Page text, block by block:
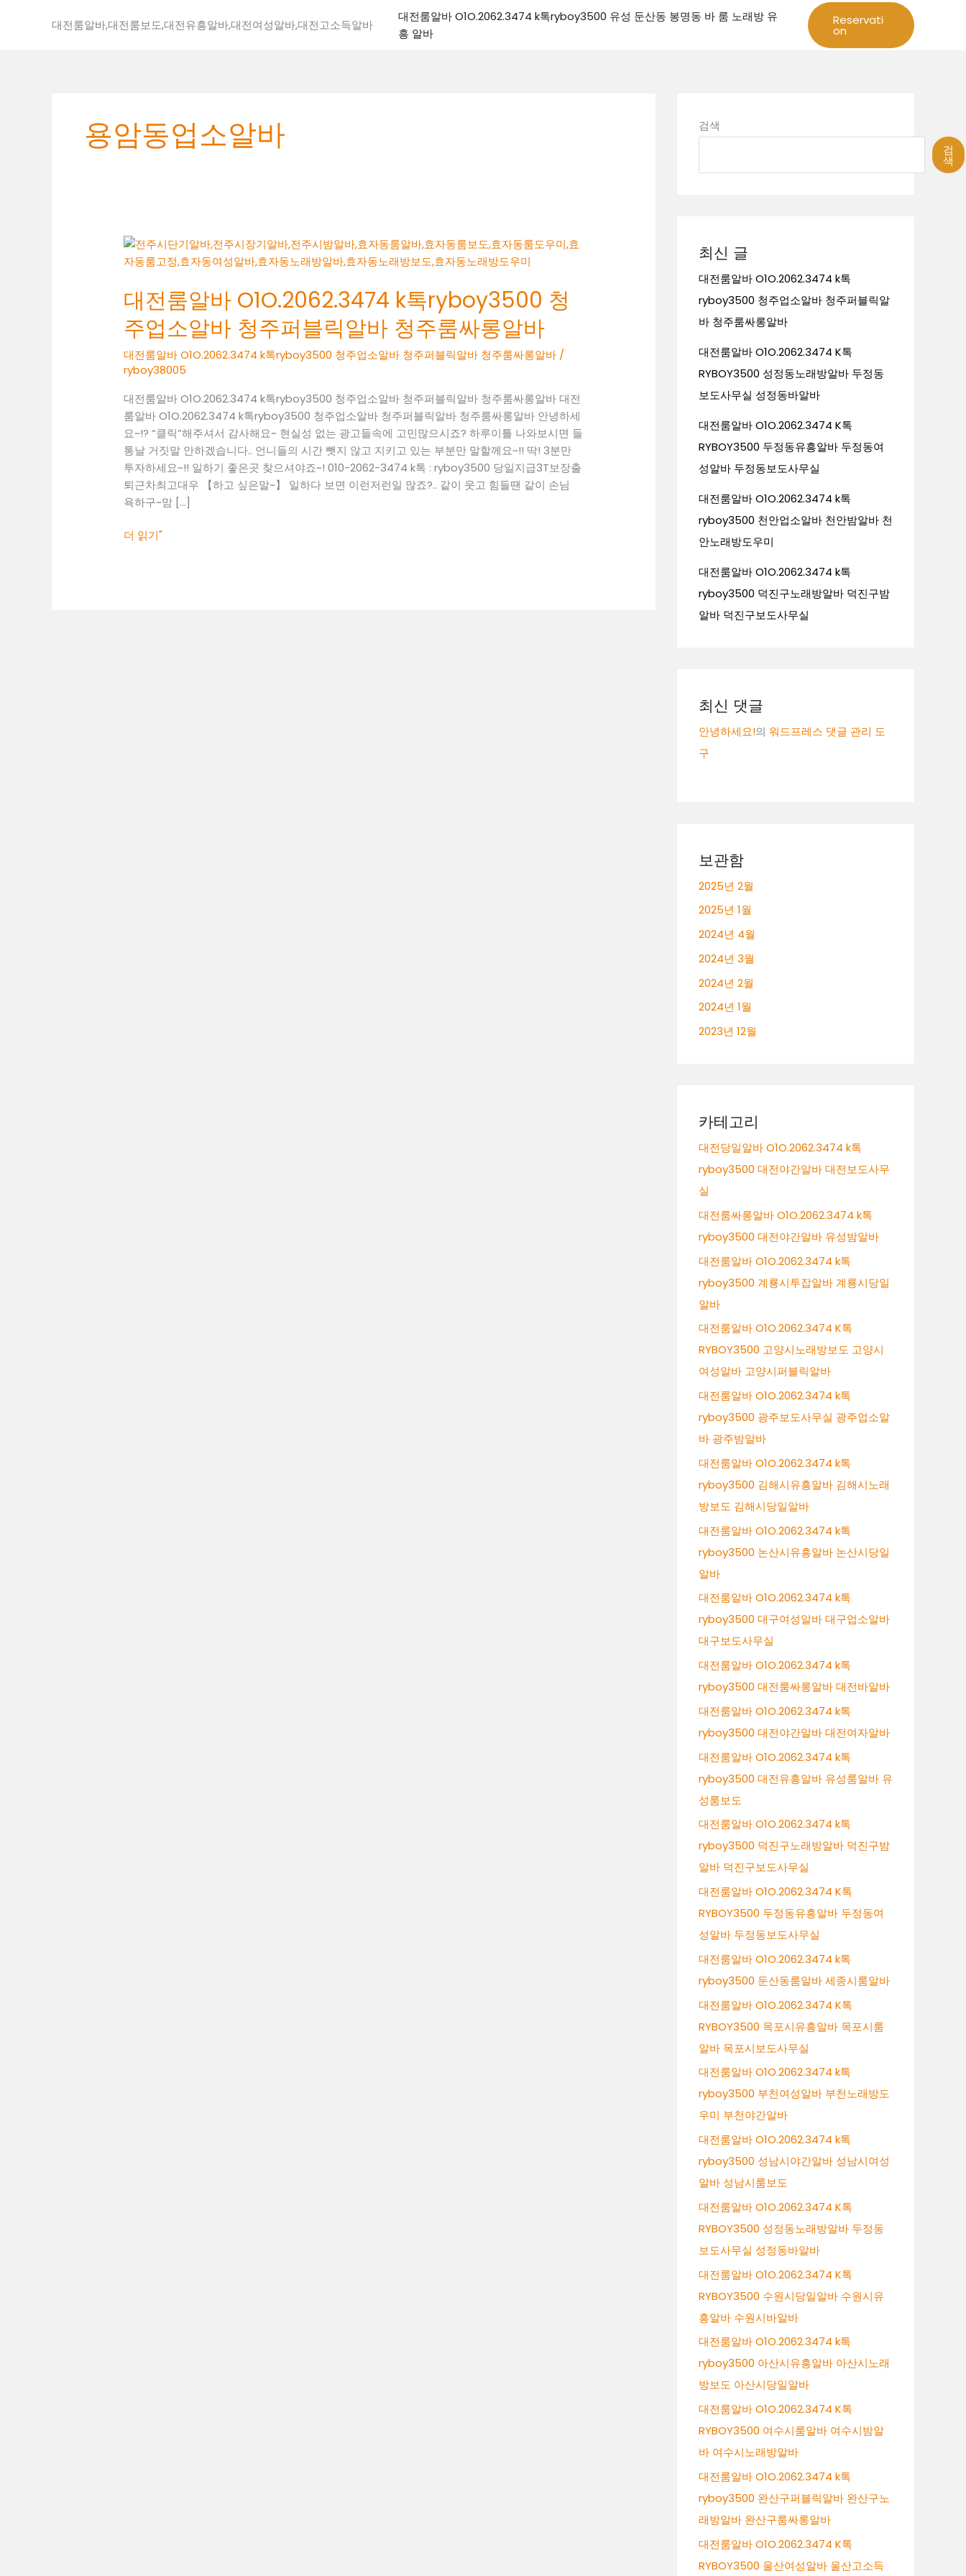
대전룸알바,대전룸보도,대전유흥알바,대전여성알바,대전고소득알바
대전룸알바 O1O.2062.3474 k톡ryboy3500 유성 둔산동 봉명동 바 룸 노래방 유
흥 알바
Reservati
on
용암동업소알바
대전룸알바 O1O.2062.3474 k톡ryboy3500 청
주업소알바 청주퍼블릭알바 청주룸싸롱알바
대전룸알바 O1O.2062.3474 k톡ryboy3500 청주업소알바 청주퍼블릭알바 청주룸싸롱알바 /
ryboy38005
대전룸알바 O1O.2062.3474 k톡ryboy3500 청주업소알바 청주퍼블릭알바 청주룸싸롱알바 대전
룸알바 O1O.2062.3474 k톡ryboy3500 청주업소알바 청주퍼블릭알바 청주룸싸롱알바 안녕하세
요~!? “클릭”해주셔서 감사해요~ 현실성 없는 광고들속에 고민많으시죠? 하루이틀 나와보시면 들
통날 거짓말 안하겠습니다.. 언니들의 시간 뺏지 않고 지키고 있는 부분만 말할께요~!! 딱! 3분만
투자하세요~!! 일하기 좋은곳 찾으셔야죠~! 010-2062-3474 k톡 : ryboy3500 당일지급3T보장출
퇴근차최고대우 【하고 싶은말~】 일하다 보면 이런저런일 많죠?.. 같이 웃고 힘들땐 같이 손님
욕하구~맘 […]
대
전
알
O1O.2062.3474
톡
ryboy3500
청
주
업
소
알
바
청
퍼
더 읽기"
검색
검
색
최신 글
대전룸알바 O1O.2062.3474 k톡
ryboy3500 청주업소알바 청주퍼블릭알
바 청주룸싸롱알바
대전룸알바 O1O.2062.3474 K톡
RYBOY3500 성정동노래방알바 두정동
보도사무실 성정동바알바
대전룸알바 O1O.2062.3474 K톡
RYBOY3500 두정동유흥알바 두정동여
성알바 두정동보도사무실
대전룸알바 O1O.2062.3474 k톡
ryboy3500 천안업소알바 천안밤알바 천
안노래방도우미
대전룸알바 O1O.2062.3474 k톡
ryboy3500 덕진구노래방알바 덕진구밤
알바 덕진구보도사무실
최신 댓글
안녕하세요!의 워드프레스 댓글 관리 도
구
보관함
2025년 2월
2025년 1월
2024년 4월
2024년 3월
2024년 2월
2024년 1월
2023년 12월
카테고리
대전당일알바 O1O.2062.3474 k톡
ryboy3500 대전야간알바 대전보도사무
실
대전룸싸롱알바 O1O.2062.3474 k톡
ryboy3500 대전야간알바 유성밤알바
대전룸알바 O1O.2062.3474 k톡
ryboy3500 계룡시투잡알바 계룡시당일
알바
대전룸알바 O1O.2062.3474 K톡
RYBOY3500 고양시노래방보도 고양시
여성알바 고양시퍼블릭알바
대전룸알바 O1O.2062.3474 k톡
ryboy3500 광주보도사무실 광주업소알
바 광주밤알바
대전룸알바 O1O.2062.3474 k톡
ryboy3500 김해시유흥알바 김해시노래
방보도 김해시당일알바
대전룸알바 O1O.2062.3474 k톡
ryboy3500 논산시유흥알바 논산시당일
알바
대전룸알바 O1O.2062.3474 k톡
ryboy3500 대구여성알바 대구업소알바
대구보도사무실
대전룸알바 O1O.2062.3474 k톡
ryboy3500 대전룸싸롱알바 대전바알바
대전룸알바 O1O.2062.3474 k톡
ryboy3500 대전야간알바 대전여자알바
대전룸알바 O1O.2062.3474 k톡
ryboy3500 대전유흥알바 유성룸알바 유
성룸보도
대전룸알바 O1O.2062.3474 k톡
ryboy3500 덕진구노래방알바 덕진구밤
알바 덕진구보도사무실
대전룸알바 O1O.2062.3474 K톡
RYBOY3500 두정동유흥알바 두정동여
성알바 두정동보도사무실
대전룸알바 O1O.2062.3474 k톡
ryboy3500 둔산동룸알바 세종시룸알바
대전룸알바 O1O.2062.3474 K톡
RYBOY3500 목포시유흥알바 목포시룸
알바 목포시보도사무실
대전룸알바 O1O.2062.3474 k톡
ryboy3500 부천여성알바 부천노래방도
우미 부천야간알바
대전룸알바 O1O.2062.3474 k톡
ryboy3500 성남시야간알바 성남시여성
알바 성남시룸보도
대전룸알바 O1O.2062.3474 K톡
RYBOY3500 성정동노래방알바 두정동
보도사무실 성정동바알바
대전룸알바 O1O.2062.3474 K톡
RYBOY3500 수원시당일알바 수원시유
흥알바 수원시바알바
대전룸알바 O1O.2062.3474 k톡
ryboy3500 아산시유흥알바 아산시노래
방보도 아산시당일알바
대전룸알바 O1O.2062.3474 K톡
RYBOY3500 여수시룸알바 여수시밤알
바 여수시노래방알바
대전룸알바 O1O.2062.3474 k톡
ryboy3500 완산구퍼블릭알바 완산구노
래방알바 완산구룸싸롱알바
대전룸알바 O1O.2062.3474 K톡
RYBOY3500 울산여성알바 울산고소득